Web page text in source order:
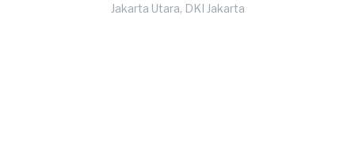
Jakarta Utara, DKI Jakarta